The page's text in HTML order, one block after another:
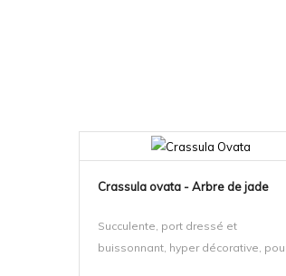
NOUVEAU!
Crassula ovata - Arbre de jade
Succulente, port dressé et
buissonnant, hyper décorative,